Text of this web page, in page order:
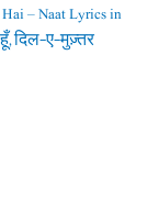
– Naat Lyrics in
हूँ, दिल-ए-मुज़्तर